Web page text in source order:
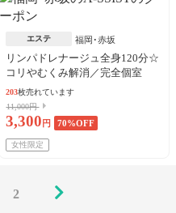
エステ 福岡･赤坂
リンパドレナージュ全身120分☆
コリやむくみ解消／完全個室
203枚売れています
11,000円
3,300 円 70%OFF
女性限定
2